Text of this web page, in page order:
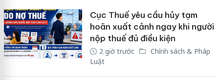
Cục Thuế yêu cầu hủy tạm
hoãn xuất cảnh ngay khi người
nộp thuế đủ điều kiện
2 giờ trước
Chính sách & Pháp
Luật